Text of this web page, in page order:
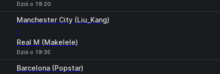
Dziś o 19:20
Manchester City (Liu_Kang)
-
Real M (Makelele)
Dziś o 19:35
Barcelona (Popstar)